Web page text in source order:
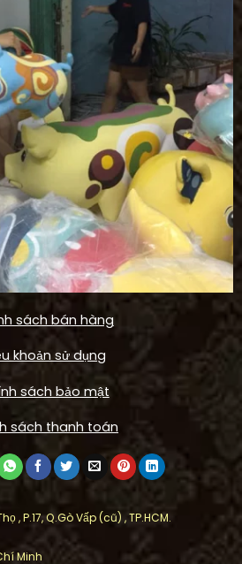
sách bán hàng
khoản sử dụng
sách bảo mật
sách thanh toán
, P.17, Q.Gò Vấp (cũ) , TP.HCM.
Minh